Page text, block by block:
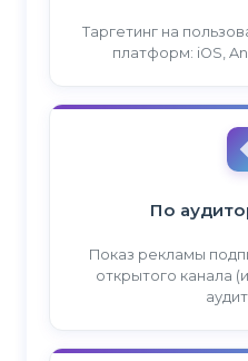
Таргетинг на
платформ: iOS,
По
Показ рекламы
открытого канала